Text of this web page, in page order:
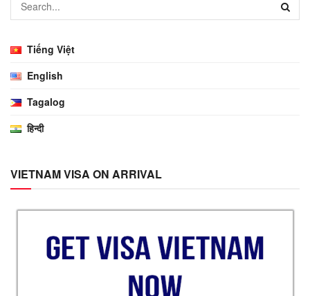
Tiếng Việt
English
Tagalog
हिन्दी
VIETNAM VISA ON ARRIVAL